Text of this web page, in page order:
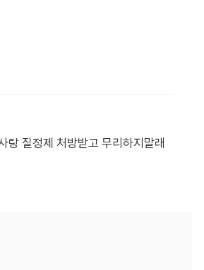
랑 질정제 처방받고 무리하지말래